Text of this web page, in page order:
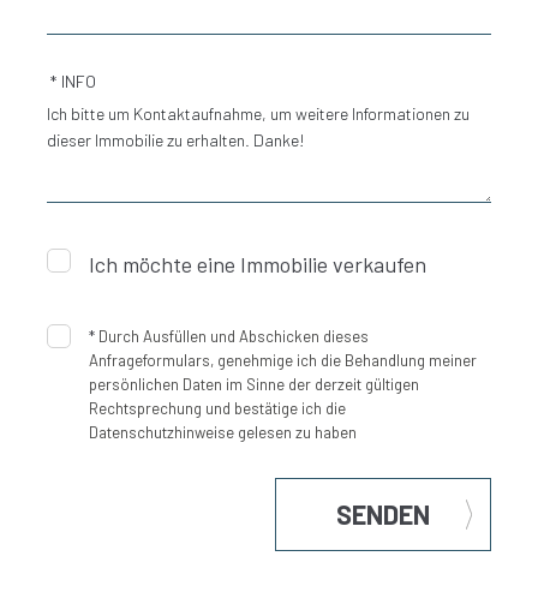
* INFO
Ich möchte eine Immobilie verkaufen
* Durch Ausfüllen und Abschicken dieses
Anfrageformulars, genehmige ich die Behandlung meiner
persönlichen Daten im Sinne der derzeit gültigen
Rechtsprechung und bestätige ich die
Datenschutzhinweise gelesen zu haben
SENDEN